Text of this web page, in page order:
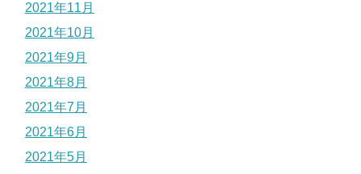
2021年11月
2021年10月
2021年9月
2021年8月
2021年7月
2021年6月
2021年5月